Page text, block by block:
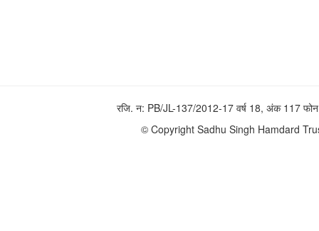
रजि. न: PB/JL-137/2012-17 वर्ष 18, अंक 117
© Copyright Sadhu Singh Hamdard